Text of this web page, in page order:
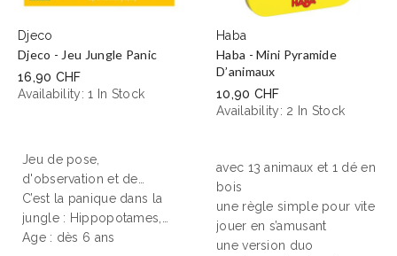
Djeco
Djeco - Jeu Jungle Panic
16,90 CHF
Availability:1 In Stock
Jeu de pose,
d'observation et de
rapidité pour des parties
endiablées qui
nécessitent un oeil de
C’est la panique dans la
jungle : Hippopotames,
serpents et guépards
Age : dès 6 ans
Haba
Haba - Mini Pyramide
D’animaux
10,90 CHF
Availability: 2 In Stock
avec 13 animaux et 1 dé en
bois
une règle simple pour vite
jouer en s’amusant
une version duo